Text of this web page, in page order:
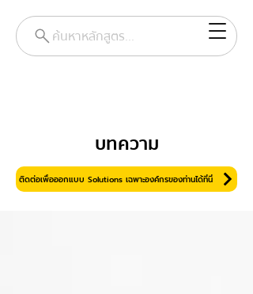
ค้นหาหลักสูตร...
บทความ
ติดต่อเพื่อออกแบบ Solutions เฉพาะองค์กรของท่านได้ที่นี่